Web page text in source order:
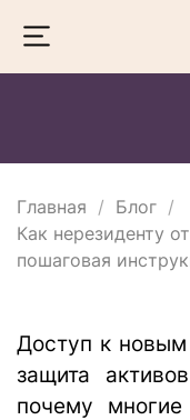
Главная
Блог
Как нерезиденту
пошаговая
Доступ к новым
защита
почему